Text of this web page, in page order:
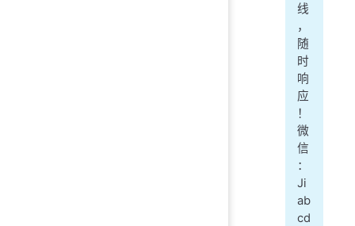
线
，
随
时
响
应
！
微
信
：
Ji
ab
cd